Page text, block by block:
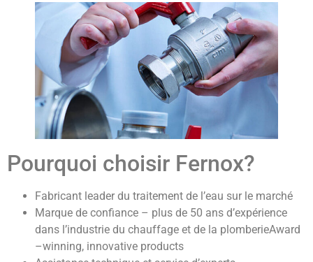
Pourquoi choisir Fernox?
Fabricant leader du traitement de l’eau sur le marché
Marque de confiance – plus de 50 ans d’expérience
dans l’industrie du chauffage et de la plomberieAward
–winning, innovative products